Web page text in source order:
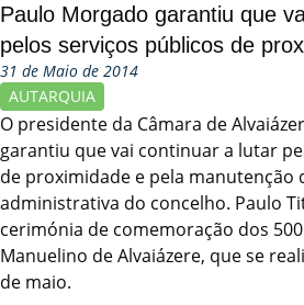
Paulo Morgado garantiu que
pelos serviços públicos de
31 de Maio de 2014
AUTARQUIA
O presidente da Câmara de
garantiu que vai continuar a lutar
de proximidade e pela manutenção
administrativa do concelho. Paulo
cerimónia de comemoração dos
Manuelino de Alvaiázere, que se
de maio.